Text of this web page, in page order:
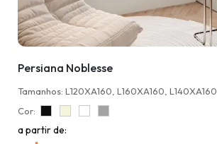
Persiana Noblesse
Tamanhos: L120XA160, L160XA160, L140XA160
Cor:
a partir de: